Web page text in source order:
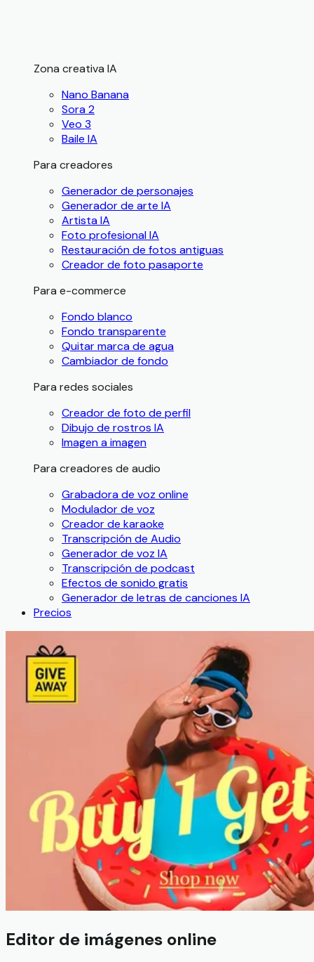
Zona creativa IA
Nano Banana
Sora 2
Veo 3
Baile IA
Para creadores
Generador de personajes
Generador de arte IA
Artista IA
Foto profesional IA
Restauración de fotos antiguas
Creador de foto pasaporte
Para e-commerce
Fondo blanco
Fondo transparente
Quitar marca de agua
Cambiador de fondo
Para redes sociales
Creador de foto de perfil
Dibujo de rostros IA
Imagen a imagen
Para creadores de audio
Grabadora de voz online
Modulador de voz
Creador de karaoke
Transcripción de Audio
Generador de voz IA
Transcripción de podcast
Efectos de sonido gratis
Generador de letras de canciones IA
Precios
Editor de imágenes online